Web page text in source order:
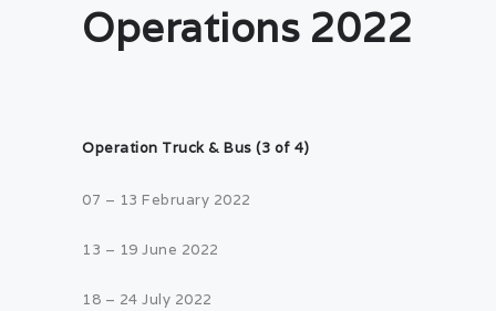
Operations 2022
Operation Truck & Bus (3 of 4)
07 – 13 February 2022
13 – 19 June 2022
18 – 24 July 2022